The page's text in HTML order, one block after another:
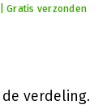
Gratis verzonden
verdeling.